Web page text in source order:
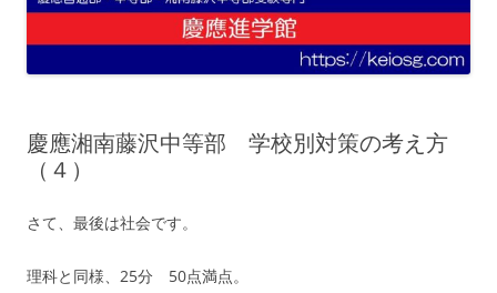
慶應湘南藤沢中等部 学校別対策の考え方
（４）
さて、最後は社会です。
理科と同様、25分 50点満点。